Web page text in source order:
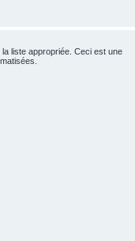
liste appropriée. Ceci est une